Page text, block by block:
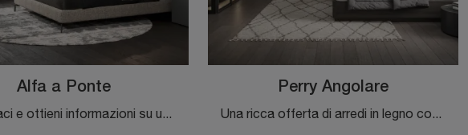
Alfa a Ponte
Contattaci e ottieni informazioni su una ricca gamma di Arredamento Casa per arredare la camera da letto utilizzando contenitori in laccato opaco di ...
Perry Angolare
Una ricca offerta di arredi in legno come questo guardaroba con ante battenti nella fotografia.